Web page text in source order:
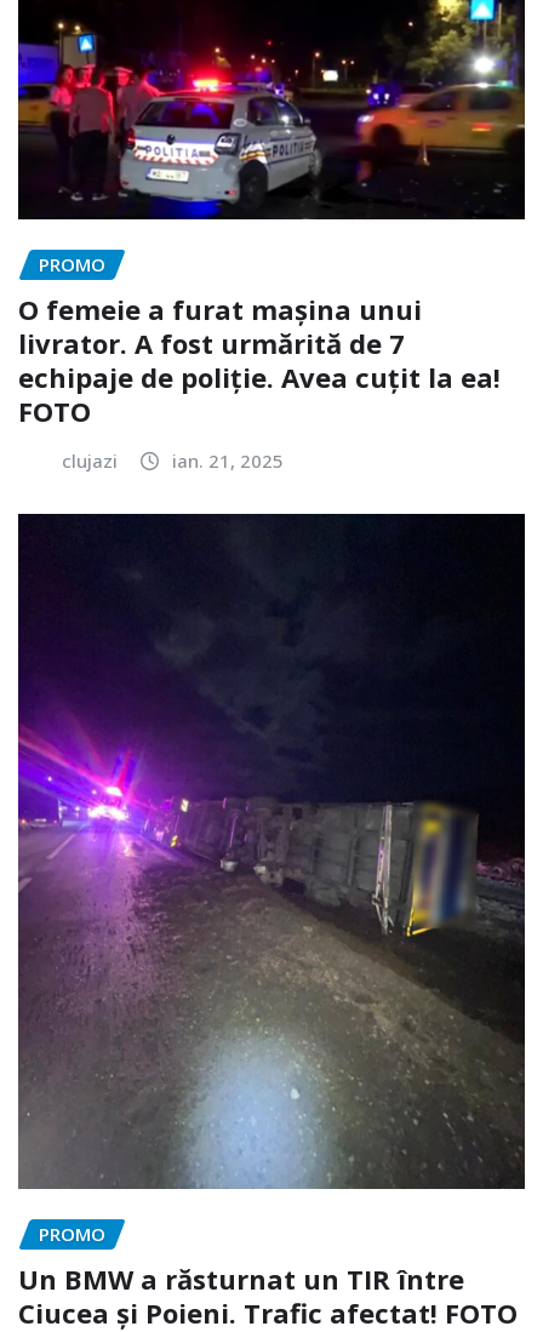
PROMO
O femeie a furat mașina unui
livrator. A fost urmărită de 7
echipaje de poliție. Avea cuțit la ea!
FOTO
clujazi ian. 21, 2025
PROMO
Un BMW a răsturnat un TIR între
Ciucea și Poieni. Trafic afectat! FOTO